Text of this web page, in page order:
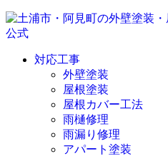
対応工事
外壁塗装
屋根塗装
屋根カバー工法
雨樋修理
雨漏り修理
アパート塗装